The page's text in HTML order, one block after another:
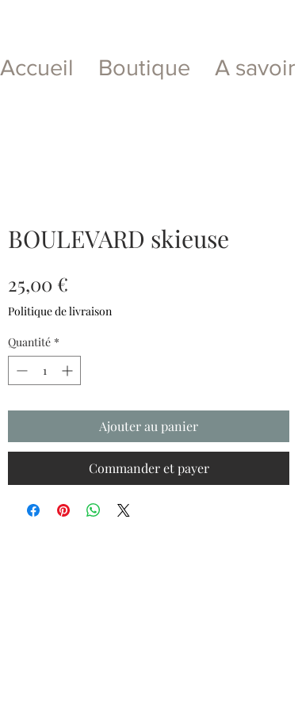
Accueil Boutique A savoir
BOULEVARD skieuse
25,00 €
Politique de livraison
Quantité *
Ajouter au panier
Commander et payer